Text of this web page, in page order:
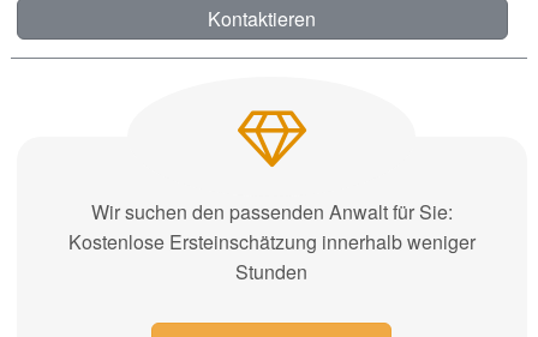
Kontaktieren
Wir suchen den passenden Anwalt für Sie:
Kostenlose Ersteinschätzung innerhalb weniger
Stunden